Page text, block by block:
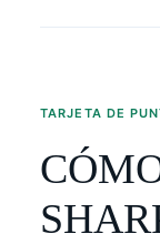
TARJETA DE